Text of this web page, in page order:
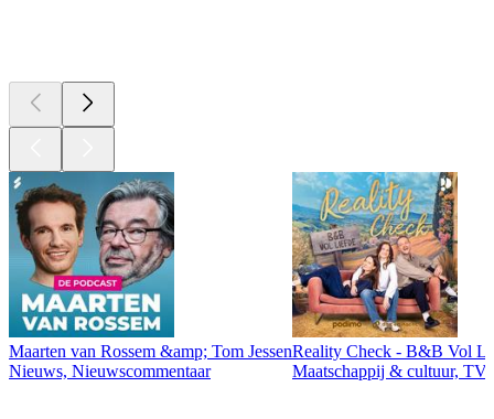
Maarten van Rossem &amp; Tom Jessen
Nieuws, Nieuwscommentaar
Reality Check - B&B Vol
Maatschappij & cultuur,